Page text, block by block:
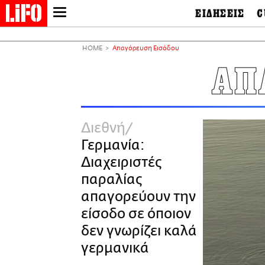
NEWSLETTER
ΕΙΔΗΣΕΙΣ
Οικονομία
Πολιτισμός
TV & Media
Tech &
European Lifo
&
HOME Απαγόρευση Εισόδου
Διεθνή
Γερμανία:
Διαχειριστές
παραλίας
απαγορεύουν την
είσοδο σε όποιον
δεν γνωρίζει καλά
γερμανικά